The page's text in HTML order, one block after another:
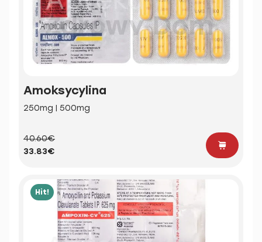
Amoksycylina
250mg | 500mg
40.60€
33.83€
Hit!